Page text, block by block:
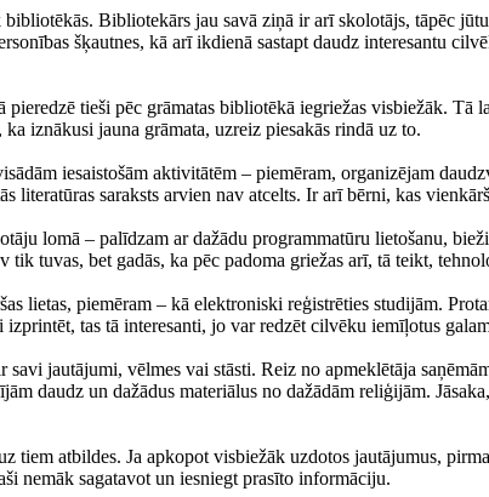
Bibliotekārs jau savā ziņā ir arī skolotājs, tāpēc
šķautnes, kā arī ikdienā sastapt daudz interesantu
tieši pēc grāmatas bibliotēkā iegriežas visbiežāk. Tā
iznākusi jauna grāmata, uzreiz piesakās rindā uz to.
iesaistošām aktivitātēm – piemēram, organizējam
saraksts arvien nav atcelts. Ir arī bērni, kas
lomā – palīdzam ar dažādu programmatūru lietošanu,
tuvas, bet gadās, ka pēc padoma griežas arī, tā teikt,
lietas, piemēram – kā elektroniski reģistrēties studijām.
tas tā interesanti, jo var redzēt cilvēku iemīļotus
jautājumi, vēlmes vai stāsti. Reiz no apmeklētāja
daudz un dažādus materiālus no dažādām reliģijām.
atbildes. Ja apkopot visbiežāk uzdotos jautājumus,
nemāk sagatavot un iesniegt prasīto informāciju.